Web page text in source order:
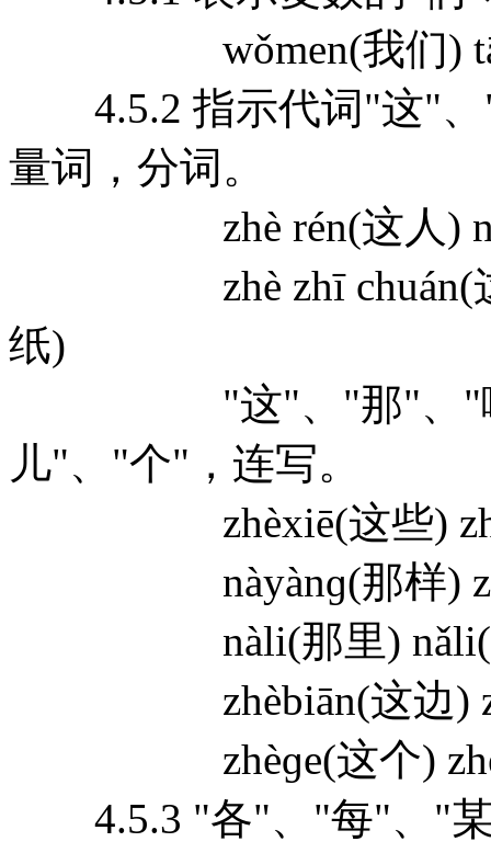
wǒmen(我们)
4.5.2 指示代词"这"、"
量词，分词。
zhè rén(这人) nà
zhè zhī chuán(这只
纸)
"这"、"那"、"哪"和
儿"、"个"，连写。
zhèxiē(这些)
nàyànɡ(那样)
nàli(那里) nǎli(
zhèbiān(这边)
zhèɡe(这个)
4.5.3 "各"、"每"、"某